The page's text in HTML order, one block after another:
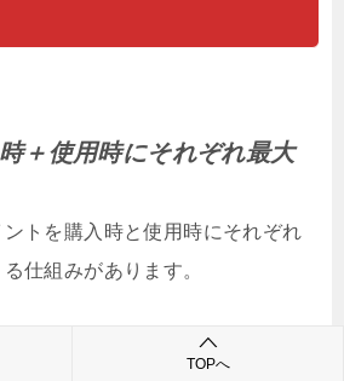
＋使用時にそれぞれ最大
トを購入時と使用時にそれぞれ
仕組みがあります。
TOPへ